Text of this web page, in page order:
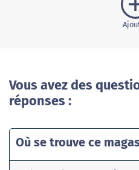
Vous avez des
réponses :
Où se trouve ce